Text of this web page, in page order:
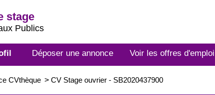
stage
Publics
Déposer une annonce Voir les offres d'emploi
CVthèque > CV Stage ouvrier - SB2020437900